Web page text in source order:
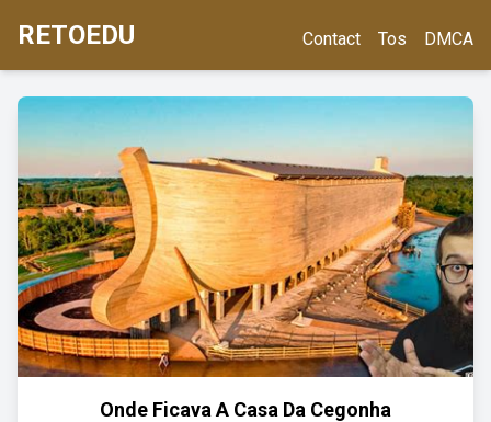
RETOEDU Contact Tos DMCA
Onde Ficava A Casa Da Cegonha